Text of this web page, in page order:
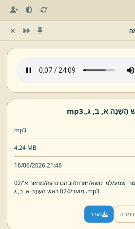
ב, ג,.
mp3
mp3
4.24 MB
16/06/2026 21:46
שמע/לפי נושא/חזרות/ובהם נהגה/מחזור א'/02
מועד/024 רֹאשׁ הַשָּׁנָה א, ב, ג,.mp3
הורד